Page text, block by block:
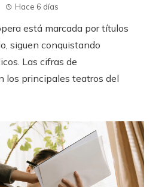
Hace 6 días
está marcada por títulos
siguen conquistando
Las cifras de
los principales teatros del